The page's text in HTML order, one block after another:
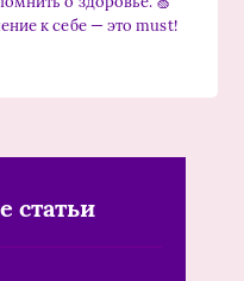
к себе — это must!
статьи